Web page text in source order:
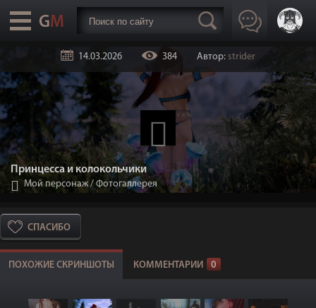
14.03.2026 384 Автор: strider
Принцесса и колокольчики
Мой персонаж/ Фотогаллерея
СПАСИБО
ПОХОЖИЕ СКРИНШОТЫ КОММЕНТАРИИ 0